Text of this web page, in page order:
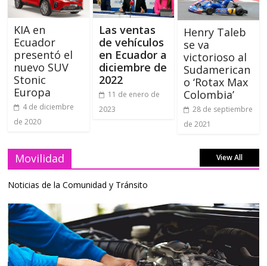
KIA en
Ecuador
presentó el
nuevo SUV
Stonic
Europa
4 de diciembre
de 2020
Las ventas
de vehículos
en Ecuador a
diciembre de
2022
11 de enero de
2023
Henry Taleb
se va
victorioso al
Sudamerican
o ‘Rotax Max
Colombia’
28 de septiembre
de 2021
Movilidad View All
Noticias de la Comunidad y Tránsito